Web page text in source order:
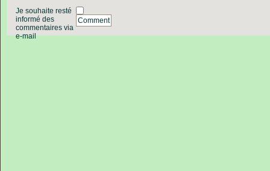
Je souhaite resté
informé des
commentaires via
e-mail
Comment